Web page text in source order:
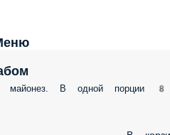
майонез. В одной порции 8